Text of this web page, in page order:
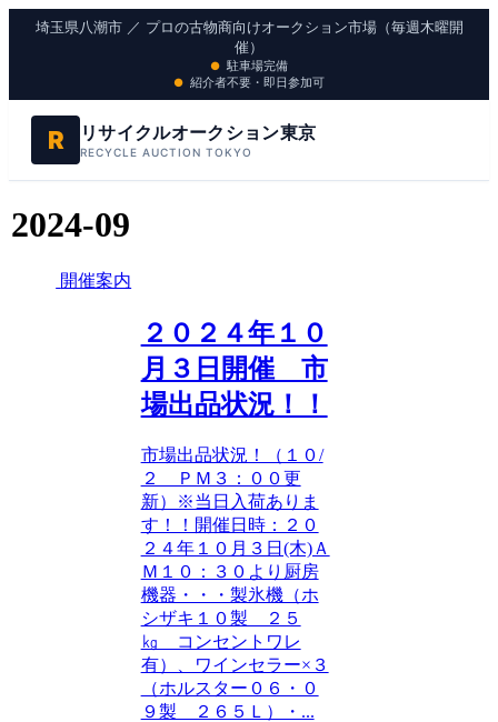
埼玉県八潮市 ／ プロの古物商向けオークション市場（毎週木曜開
催）
駐車場完備
紹介者不要・即日参加可
R リサイクルオークション東京
RECYCLE AUCTION TOKYO
2024-09
開催案内
２０２４年１０
月３日開催 市
場出品状況！！
市場出品状況！（１０/
２ ＰＭ３：００更
新）※当日入荷ありま
す！！開催日時：２０
２４年１０月３日(木)Ａ
Ｍ１０：３０より厨房
機器・・・製氷機（ホ
シザキ１０製 ２５
㎏ コンセントワレ
有）、ワインセラー×３
（ホルスター０６・０
９製 ２６５Ｌ）・...